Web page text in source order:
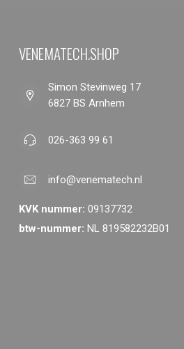
VENEMATECH.SHOP
Simon Stevinweg 17
6827 BS Arnhem
026-363 99 61
info@venematech.nl
KVK nummer: 09137732
btw-nummer: NL 819582232B01